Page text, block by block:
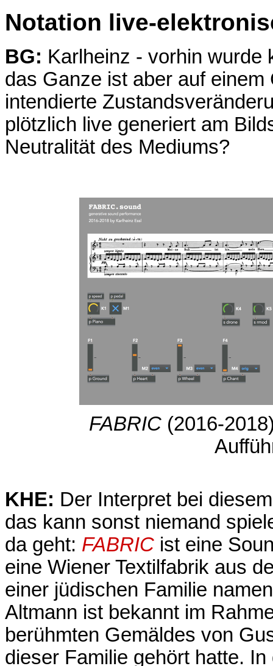
Notation live-
BG: Karlheinz - vorhin wurde
das Ganze ist aber auf
intendierte
plötzlich live generiert am
Neutralität des Mediums?
FABRIC (2016-
KHE: Der Interpret bei
das kann sonst niemand
da geht: FABRIC ist eine
eine Wiener Textilfabrik aus
einer jüdischen Familie
Altmann ist bekannt im
berühmten Gemäldes von
dieser Familie gehört hatte.